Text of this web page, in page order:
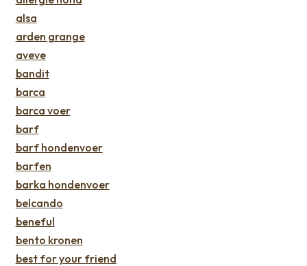
alsa
arden grange
aveve
bandit
barca
barca voer
barf
barf hondenvoer
barfen
barka hondenvoer
belcando
beneful
bento kronen
best for your friend